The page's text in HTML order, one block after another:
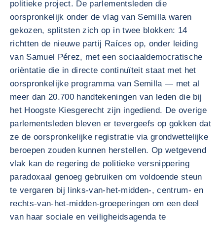
politieke project. De parlementsleden die
oorspronkelijk onder de vlag van Semilla waren
gekozen, splitsten zich op in twee blokken: 14
richtten de nieuwe partij Raíces op, onder leiding
van Samuel Pérez, met een sociaaldemocratische
oriëntatie die in directe continuïteit staat met het
oorspronkelijke programma van Semilla — met al
meer dan 20.700 handtekeningen van leden die bij
het Hoogste Kiesgerecht zijn ingediend. De overige
parlementsleden bleven er tevergeefs op gokken dat
ze de oorspronkelijke registratie via grondwettelijke
beroepen zouden kunnen herstellen. Op wetgevend
vlak kan de regering de politieke versnippering
paradoxaal genoeg gebruiken om voldoende steun
te vergaren bij links-van-het-midden-, centrum- en
rechts-van-het-midden-groeperingen om een deel
van haar sociale en veiligheidsagenda te